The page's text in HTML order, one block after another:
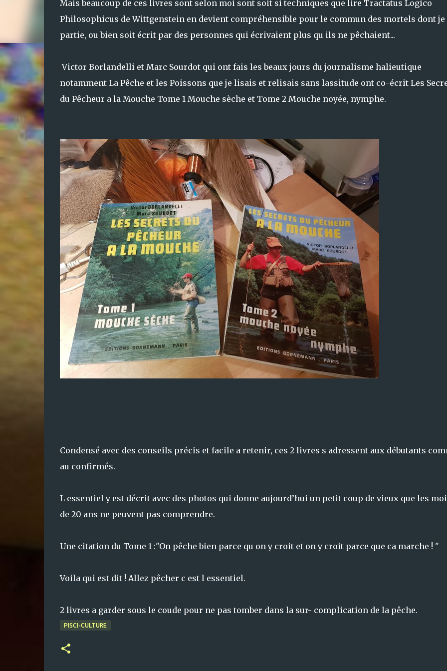
Mais beaucoup de ces livres sont selon moi sont soit si techniques que lire Tractatus Logico
Philosophicus de Wittgenstein en devient compréhensible pour le commun des mortels dont je
partie, ou bien soit écrit par des personnes qui écrivaient plus qu ils ne pêchaient...
Victor Borlandelli et Marc Sourdot qui ont fais les beaux jours du journalisme halieutique
notamment La Pêche et les Poissons que je lisais et relisais sans lassitude ont co-écrit Les
du Pêcheur a la Mouche Tome 1 Mouche sèche et Tome 2 Mouche noyée, nymphe.
Condensé avec des conseils précis et facile a retenir, ces 2 livres s adressent aux débutants
au confirmés.
L essentiel y est décrit avec des photos qui donne aujourd’hui un petit coup de vieux que les
de 20 ans ne peuvent pas comprendre.
Une citation du Tome 1 :"On pêche bien parce qu on y croit et on y croit parce que ca marche ! "
Voila qui est dit ! Allez pêcher c est l essentiel.
2 livres a garder sous le coude pour ne pas tomber dans la sur- complication de la pêche.
PISCI-CULTURE